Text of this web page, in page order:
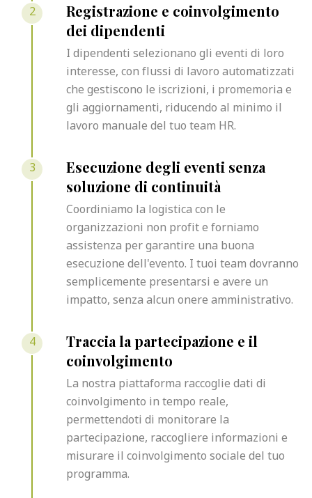
2
Registrazione e coinvolgimento
dei dipendenti
I dipendenti selezionano gli eventi di loro
interesse, con flussi di lavoro automatizzati
che gestiscono le iscrizioni, i promemoria e
gli aggiornamenti, riducendo al minimo il
lavoro manuale del tuo team HR.
3
Esecuzione degli eventi senza
soluzione di continuità
Coordiniamo la logistica con le
organizzazioni non profit e forniamo
assistenza per garantire una buona
esecuzione dell'evento. I tuoi team dovranno
semplicemente presentarsi e avere un
impatto, senza alcun onere amministrativo.
4
Traccia la partecipazione e il
coinvolgimento
La nostra piattaforma raccoglie dati di
coinvolgimento in tempo reale,
permettendoti di monitorare la
partecipazione, raccogliere informazioni e
misurare il coinvolgimento sociale del tuo
programma.